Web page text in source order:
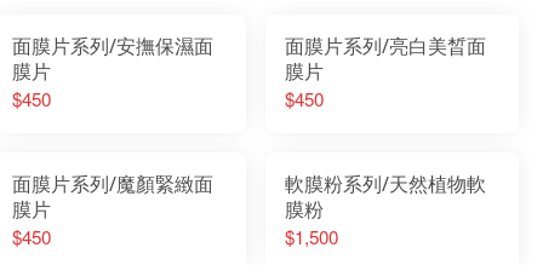
面膜片系列/安撫保濕面
膜片
$450
面膜片系列/亮白美晳面
膜片
$450
面膜片系列/魔顏緊緻面
膜片
$450
軟膜粉系列/天然植物軟
膜粉
$1,500